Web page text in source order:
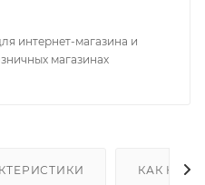
интернет-магазина и
магазинах
КАК